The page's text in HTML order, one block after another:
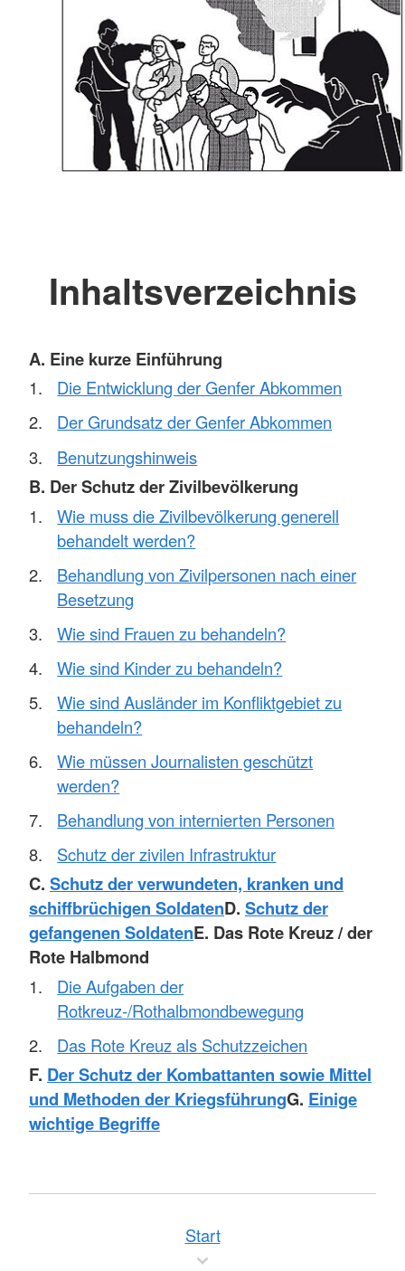
Inhaltsverzeichnis
A. Eine kurze Einführung
Die Entwicklung der Genfer Abkommen
Der Grundsatz der Genfer Abkommen
Benutzungshinweis
B. Der Schutz der Zivilbevölkerung
Wie muss die Zivilbevölkerung generell
behandelt werden?
Behandlung von Zivilpersonen nach einer
Besetzung
Wie sind Frauen zu behandeln?
Wie sind Kinder zu behandeln?
Wie sind Ausländer im Konfliktgebiet zu
behandeln?
Wie müssen Journalisten geschützt
werden?
Behandlung von internierten Personen
Schutz der zivilen Infrastruktur
C. Schutz der verwundeten, kranken und
schiffbrüchigen SoldatenD. Schutz der
gefangenen SoldatenE. Das Rote Kreuz / der
Rote Halbmond
Die Aufgaben der
Rotkreuz-/Rothalbmondbewegung
Das Rote Kreuz als Schutzzeichen
F. Der Schutz der Kombattanten sowie Mittel
und Methoden der KriegsführungG. Einige
wichtige Begriffe
Start